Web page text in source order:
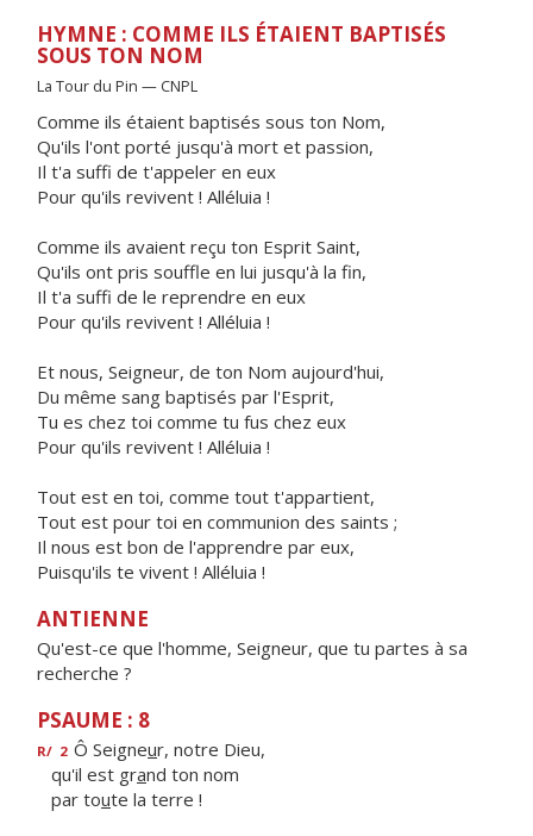
HYMNE : COMME ILS ÉTAIENT BAPTISÉS
SOUS TON NOM
La Tour du Pin — CNPL
Comme ils étaient baptisés sous ton Nom,
Qu'ils l'ont porté jusqu'à mort et passion,
Il t'a suffi de t'appeler en eux
Pour qu'ils revivent ! Alléluia !
Comme ils avaient reçu ton Esprit Saint,
Qu'ils ont pris souffle en lui jusqu'à la fin,
Il t'a suffi de le reprendre en eux
Pour qu'ils revivent ! Alléluia !
Et nous, Seigneur, de ton Nom aujourd'hui,
Du même sang baptisés par l'Esprit,
Tu es chez toi comme tu fus chez eux
Pour qu'ils revivent ! Alléluia !
Tout est en toi, comme tout t'appartient,
Tout est pour toi en communion des saints ;
Il nous est bon de l'apprendre par eux,
Puisqu'ils te vivent ! Alléluia !
ANTIENNE
Qu'est-ce que l'homme, Seigneur, que tu partes à sa
recherche ?
PSAUME : 8
R/ 2 Ô Seigneur, notre Dieu,
qu'il est grand ton nom
par toute la terre !